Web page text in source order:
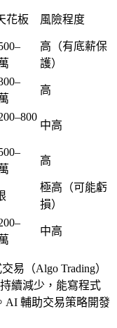
花板 風險程度
高（有底薪保
護）
高
中高
高
極高（可能虧
損）
中高
易（Algo Trading）
續減少，能寫程式
AI 輔助交易策略開發